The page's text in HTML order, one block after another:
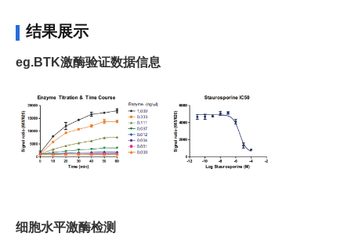
结果展示
eg.BTK激酶验证数据信息
细胞水平激酶检测